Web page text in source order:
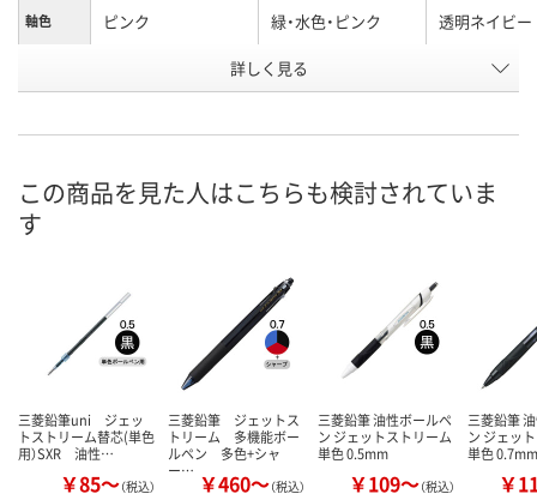
軸色 ピンク 緑・水色・ピンク 透明ネイビー
黒・赤・青 黒、赤、青
号
お届け日
カゴへ
数量
カゴへ カ
詳しく見る
この商品を見た人はこちらも検討されていま
す
三菱鉛筆uni ジェッ
トストリーム替芯(単色
用）SXR 油性…
￥85～（税込）
三菱鉛筆 ジェットス
トリーム 多機能ボー
ルペン 多色+シャ
ー… ￥460～（税込）
三菱鉛筆 油性ボールペ
ン ジェットストリーム
単色 0.5mm
￥109～（税込）
三菱鉛筆
ン ジェッ
単色 0.7mm
￥